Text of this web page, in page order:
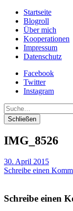
Startseite
Blogroll
Über mich
Kooperationen
Impressum
Datenschutz
Facebook
Twitter
Instagram
Suche
Schließen
IMG_8526
30. April 2015
Schreibe einen
Schreibe einen